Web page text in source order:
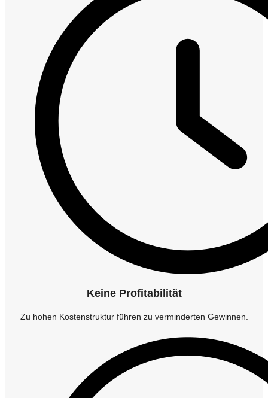
Keine Profitabilität
Zu hohen Kostenstruktur führen zu verminderten Gewinnen.